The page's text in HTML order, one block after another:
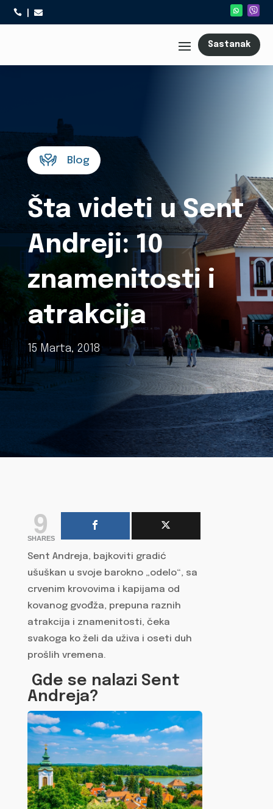
 
Sastanak
Blog
Šta videti u Sent
Andreji: 10
znamenitosti i
atrakcija
15 Marta, 2018
9
SHARES
Sent Andreja, bajkoviti gradić
ušuškan u svoje barokno „odelo“, sa
crvenim krovovima i kapijama od
kovanog gvođža, prepuna raznih
atrakcija i znamenitosti, čeka
svakoga ko želi da uživa i oseti duh
prošlih vremena.
Gde se nalazi Sent
Andreja?